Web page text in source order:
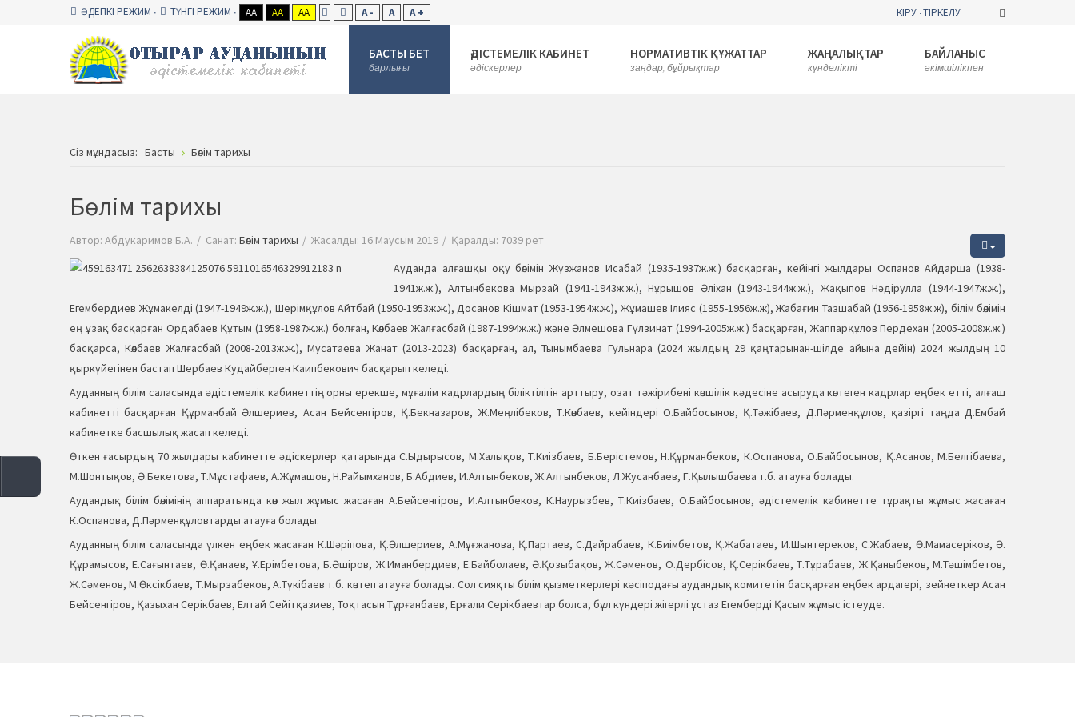
ӘДЕПКІ РЕЖИМ ТҮНГІ РЕЖИМ AA AA AA A - A A + КІРУ ТІРКЕЛУ
БАСТЫ БЕТ
барлығы
ӘДІСТЕМЕЛІК КАБИНЕТ
әдіскерлер
НОРМАТИВТІК ҚҰЖАТТАР
заңдар, бұйрықтар
ЖАҢАЛЫҚТАР
күнделікті
БАЙЛАНЫС
әкімшілікпен
Сiз мұндасыз: Басты Бөлім тарихы
Бөлім тарихы
Автор: Абдукаримов Б.А. Санат: Бөлім тарихы Жасалды: 16 Маусым 2019
Қаралды: 7039 рет
Ауданда алғашқы оқу бөлімін Жүзжанов Исабай (1935-1937ж.ж.) басқарған, кейінгі жылдары Оспанов Айдарша (1938-
1941ж.ж.), Алтынбекова Мырзай (1941-1943ж.ж.), Нұрышов Әліхан (1943-1944ж.ж.), Жақыпов Нәдірулла (1944-1947ж.ж.),
Егембердиев Жұмакелді (1947-1949ж.ж.), Шерімқұлов Айтбай (1950-1953ж.ж.), Досанов Кішмат (1953-1954ж.ж.), Жұмашев Ілияс (1955-1956ж.ж), Жабағин Тазшабай (1956-1958ж.ж), білім бөлімін
ең ұзақ басқарған Ордабаев Құтым (1958-1987ж.ж.) болған, Көлбаев Жалғасбай (1987-1994ж.ж.) және Әлмешова Гүлзинат (1994-2005ж.ж.) басқарған, Жаппарқұлов Пердехан (2005-2008ж.ж.)
басқарса, Көлбаев Жалғасбай (2008-2013ж.ж.), Мусатаева Жанат (2013-2023) басқарған, ал, Тынымбаева Гульнара (2024 жылдың 29 қаңтарынан-шілде айына дейін) 2024 жылдың 10
қыркүйегінен бастап Шербаев Кудайберген Каипбекович басқарып келеді.
Ауданның білім саласында әдістемелік кабинеттің орны ерекше, мұғалім кадрлардың біліктілігін арттыру, озат тәжірибені көпшілік кәдесіне асыруда көптеген кадрлар еңбек етті, алғаш
кабинетті басқарған Құрманбай Әлшериев, Асан Бейсенгіров, Қ.Бекназаров, Ж.Меңлібеков, Т.Көпбаев, кейіндері О.Байбосынов, Қ.Тәжібаев, Д.Пәрменқұлов, қазіргі таңда Д.Ембай
кабинетке басшылық жасап келеді.
Өткен ғасырдың 70 жылдары кабинетте әдіскерлер қатарында С.Ыдырысов, М.Халықов, Т.Киізбаев, Б.Берістемов, Н.Құрманбеков, К.Оспанова, О.Байбосынов, Қ.Асанов, М.Белгібаева,
М.Шонтықов, Ә.Бекетова, Т.Мұстафаев, А.Жұмашов, Н.Райымханов, Б.Абдиев, И.Алтынбеков, Ж.Алтынбеков, Л.Жусанбаев, Г.Қылышбаева т.б. атауға болады.
Аудандық білім бөлімінің аппаратында көп жыл жұмыс жасаған А.Бейсенгіров, И.Алтынбеков, К.Наурызбев, Т.Киізбаев, О.Байбосынов, әдістемелік кабинетте тұрақты жұмыс жасаған
К.Оспанова, Д.Пәрменқұловтарды атауға болады.
Ауданның білім саласында үлкен еңбек жасаған К.Шәріпова, Қ.Әлшериев, А.Мұғжанова, Қ.Партаев, С.Дайрабаев, К.Биімбетов, Қ.Жабатаев, И.Шынтереков, С.Жабаев, Ө.Мамасеріков, Ә.
Құрамысов, Е.Сағынтаев, Ө.Қанаев, Ұ.Ерімбетова, Б.Әшіров, Ж.Иманбердиев, Е.Байболаев, Ә.Қозыбақов, Ж.Сәменов, О.Дербісов, Қ.Серікбаев, Т.Тұрабаев, Ж.Қаныбеков, М.Тәшімбетов,
Ж.Сәменов, М.Өксікбаев, Т.Мырзабеков, А.Түкібаев т.б. көптеп атауға болады. Сол сияқты білім қызметкерлері кәсіподағы аудандық комитетін басқарған еңбек ардагері, зейнеткер Асан
Бейсенгіров, Қазыхан Серікбаев, Елтай Сейітқазиев, Тоқтасын Тұрғанбаев, Ерғали Серікбаевтар болса, бұл күндері жігерлі ұстаз Егемберді Қасым жұмыс істеуде.